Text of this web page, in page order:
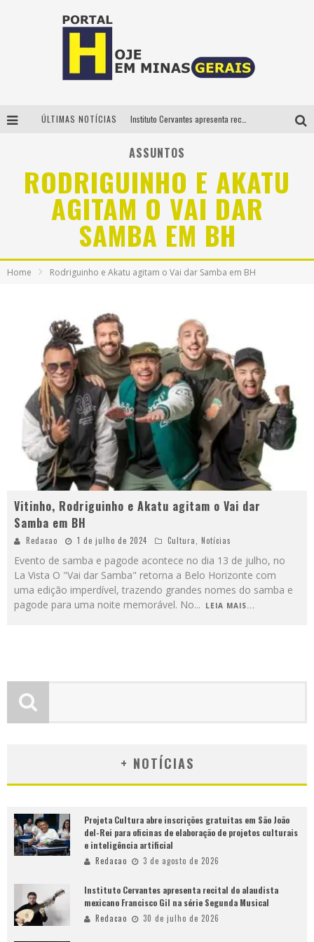
ÚLTIMAS NOTÍCIAS
É neste sábado: Marcelinho de Lima e Trio Virgulino agitam o Forró do Givanildo em Pedro Leopoldo
Projeta Cultura abre inscrições gratuitas em São João del-Rei para oficinas de elaboração de projetos culturais e inteligência artificial
ASSUNTOS
RODRIGUINHO E AKATU
AGITAM O VAI DAR
SAMBA EM BH
Home Rodriguinho e Akatu agitam o Vai dar Samba em BH
Vitinho, Rodriguinho e Akatu agitam o Vai dar
Samba em BH
Redacao 1 de julho de 2024 Cultura, Notícias
Evento de samba e pagode acontece no dia 13 de julho, no
La Vista O "Vai dar Samba" retorna a Belo Horizonte com
uma edição imperdível, trazendo grandes nomes do samba e
pagode para uma noite memorável. No... LEIA MAIS...
+ NOTÍCIAS
Projeta Cultura abre inscrições gratuitas em São João
del-Rei para oficinas de elaboração de projetos culturais
e inteligência artificial
Redacao 3 de agosto de 2026
Instituto Cervantes apresenta recital do alaudista
mexicano Francisco Gil na série Segunda Musical
Redacao 30 de julho de 2026